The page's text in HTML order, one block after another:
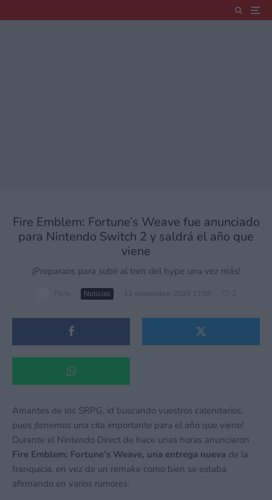
Fire Emblem: Fortune’s Weave fue anunciado
para Nintendo Switch 2 y saldrá el año que
viene
¡Preparaos para subir al tren del hype una vez más!
Pichi Noticias 12 septiembre, 2025 17:59 2
Amantes de los SRPG, id buscando vuestros calendarios,
pues ¡tenemos una cita importante para el año que viene!
Durante el Nintendo Direct de hace unas horas anunciaron
Fire Emblem: Fortune’s Weave, una entrega nueva de la
franquicia, en vez de un remake como bien se estaba
afirmando en varios rumores.